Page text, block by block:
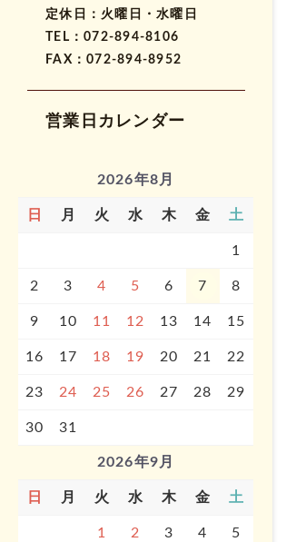
定休日：火曜日・水曜日
TEL：072-894-8106
FAX：072-894-8952
営業日カレンダー
2026年8月
日 月 火 水 木 金 土
1
2 3 4 5 6 7 8
9 10 11 12 13 14 15
16 17 18 19 20 21 22
23 24 25 26 27 28 29
30 31
2026年9月
日 月 火 水 木 金 土
1 2 3 4 5